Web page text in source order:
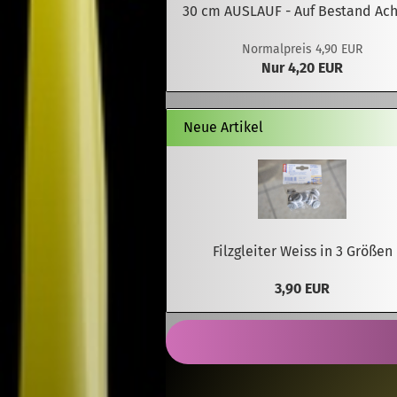
30 cm AUSLAUF - Auf Bestand
Normalpreis 4,90 EUR
Nur 4,20 EUR
Neue Artikel
Filzgleiter Weiss in 3 Größen
3,90 EUR